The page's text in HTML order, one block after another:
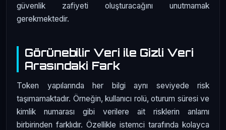
güvenlik zafiyeti oluşturacağını unutmamak
gerekmektedir.
Görünebilir Veri ile Gizli Veri
Arasındaki Fark
Token yapılarında her bilgi aynı seviyede risk
taşımamaktadır. Örneğin, kullanıcı rolü, oturum süresi ve
kimlik numarası gibi verilere ait risklerin anlamı
birbirinden farklıdır. Özellikle istemci tarafında kolayca